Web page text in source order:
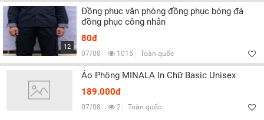
12
Đồng phục văn phòng đồng phục bóng đá
đồng phục công nhân
80đ
07/08 1015 Toàn quốc
Áo Phông MINALA In Chữ Basic Unisex
189.000đ
07/08 2 Toàn quốc